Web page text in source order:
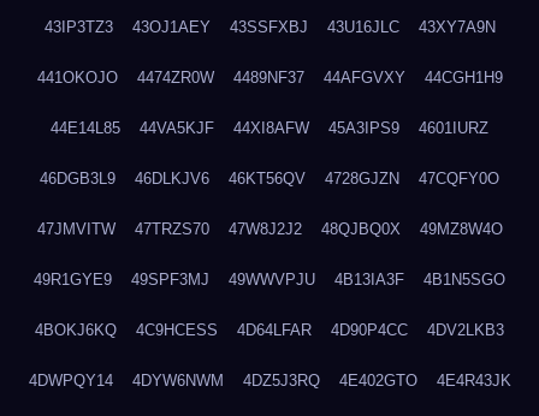
43IP3TZ3 43OJ1AEY 43SSFXBJ 43U16JLC 43XY7A9N
441OKOJO 4474ZR0W 4489NF37 44AFGVXY 44CGH1H9
44E14L85 44VA5KJF 44XI8AFW 45A3IPS9 4601IURZ
46DGB3L9 46DLKJV6 46KT56QV 4728GJZN 47CQFY0O
47JMVITW 47TRZS70 47W8J2J2 48QJBQ0X 49MZ8W4O
49R1GYE9 49SPF3MJ 49WWVPJU 4B13IA3F 4B1N5SGO
4BOKJ6KQ 4C9HCESS 4D64LFAR 4D90P4CC 4DV2LKB3
4DWPQY14 4DYW6NWM 4DZ5J3RQ 4E402GTO 4E4R43JK